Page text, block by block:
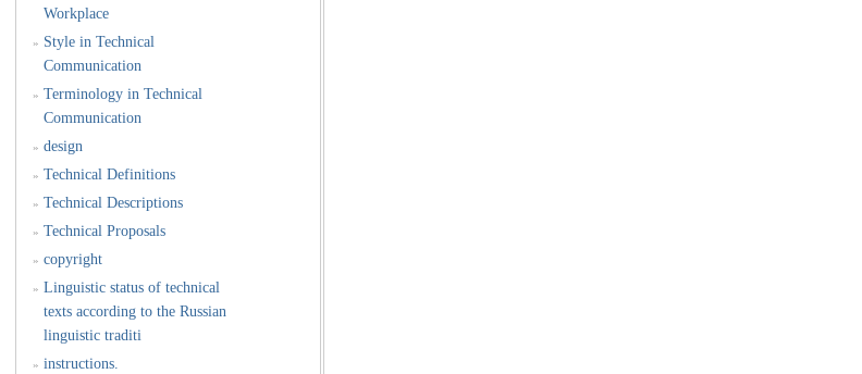
Workplace
» Style in Technical
Communication
» Terminology in Technical
Communication
» design
» Technical Definitions
» Technical Descriptions
» Technical Proposals
» copyright
» Linguistic status of technical
texts according to the Russian
linguistic traditi
» instructions.